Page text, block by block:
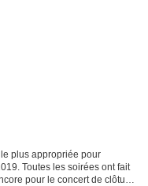
plus appropriée pour
Toutes les soirées ont fait
pour le concert de clôture